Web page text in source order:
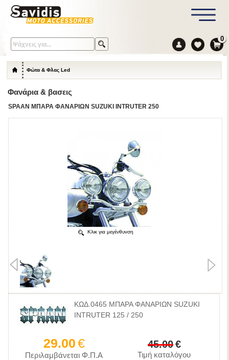
0
Φώτα & Φλας Led
Φανάρια & βασεις
SPAAN ΜΠΑΡΑ ΦΑΝΑΡΙΩΝ SUZUKI INTRUTER 250
Κλικ για μεγένθυνση
ΚΩΔ.0465 ΜΠΑΡΑ ΦΑΝΑΡΙΩΝ SUZUKI
INTRUTER 125 / 250
45.00€
Τιμή καταλόγου
29.00€
Περιλαμβάνεται Φ.Π.Α